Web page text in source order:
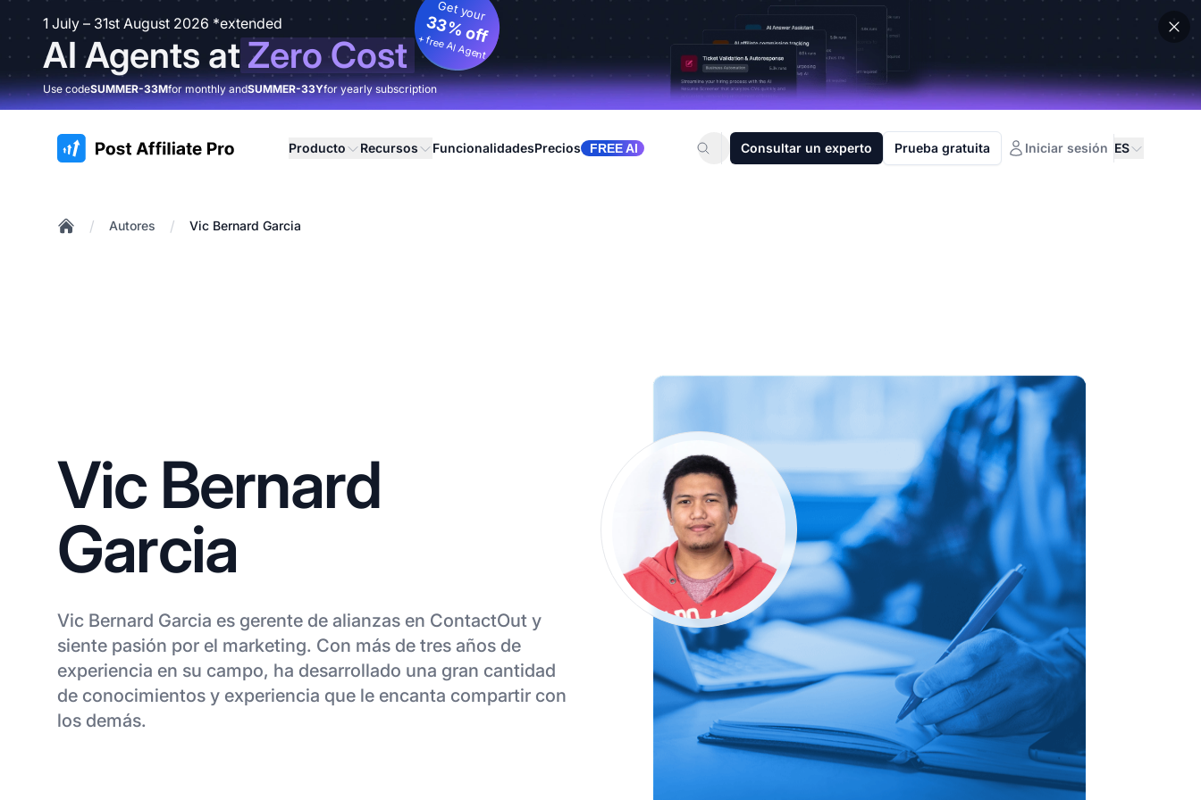
1 July – 31st August 2026 *extended
AI Agents atZero Cost
Get your
33% off
+ free AI Agent
Use codeSUMMER-33Mfor monthly andSUMMER-33Yfor yearly subscription
:site.title Producto Recursos FuncionalidadesPrecios FREE AI Consultar un experto Prueba gratuita Iniciar sesión ES
/ Autores / Vic Bernard Garcia
Vic Bernard
Garcia
Vic Bernard Garcia es gerente de alianzas en ContactOut y
siente pasión por el marketing. Con más de tres años de
experiencia en su campo, ha desarrollado una gran cantidad
de conocimientos y experiencia que le encanta compartir con
los demás.